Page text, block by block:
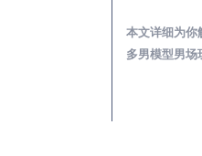
本文详细为你
多男模型男场